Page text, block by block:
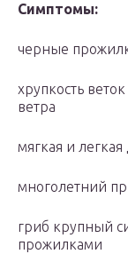
Симптомы:
черные
хрупкость
ветра
мягкая и
многолетний
гриб крупный
прожилками